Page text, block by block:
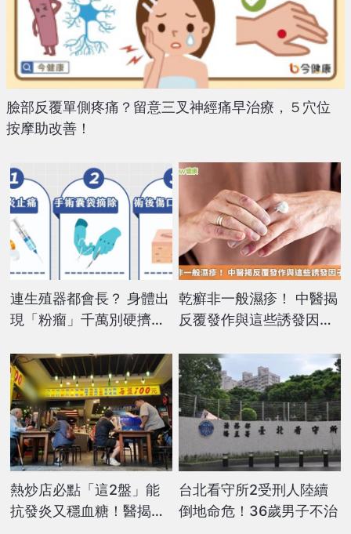
臉部反覆單側疼痛？留意三叉神經痛早治療，５穴位
按摩助改善！
連生殖器都會長？ 身體出
現「粉瘤」千萬別硬擠：
物」
乾癬非一般濕疹！ 中醫揭
反覆發作與這些誘發因子
熱炒店必點「這2盤」能
抗發炎又穩血糖！醫揭
台北看守所2受刑人陸續
倒地命危！36歲男子不治